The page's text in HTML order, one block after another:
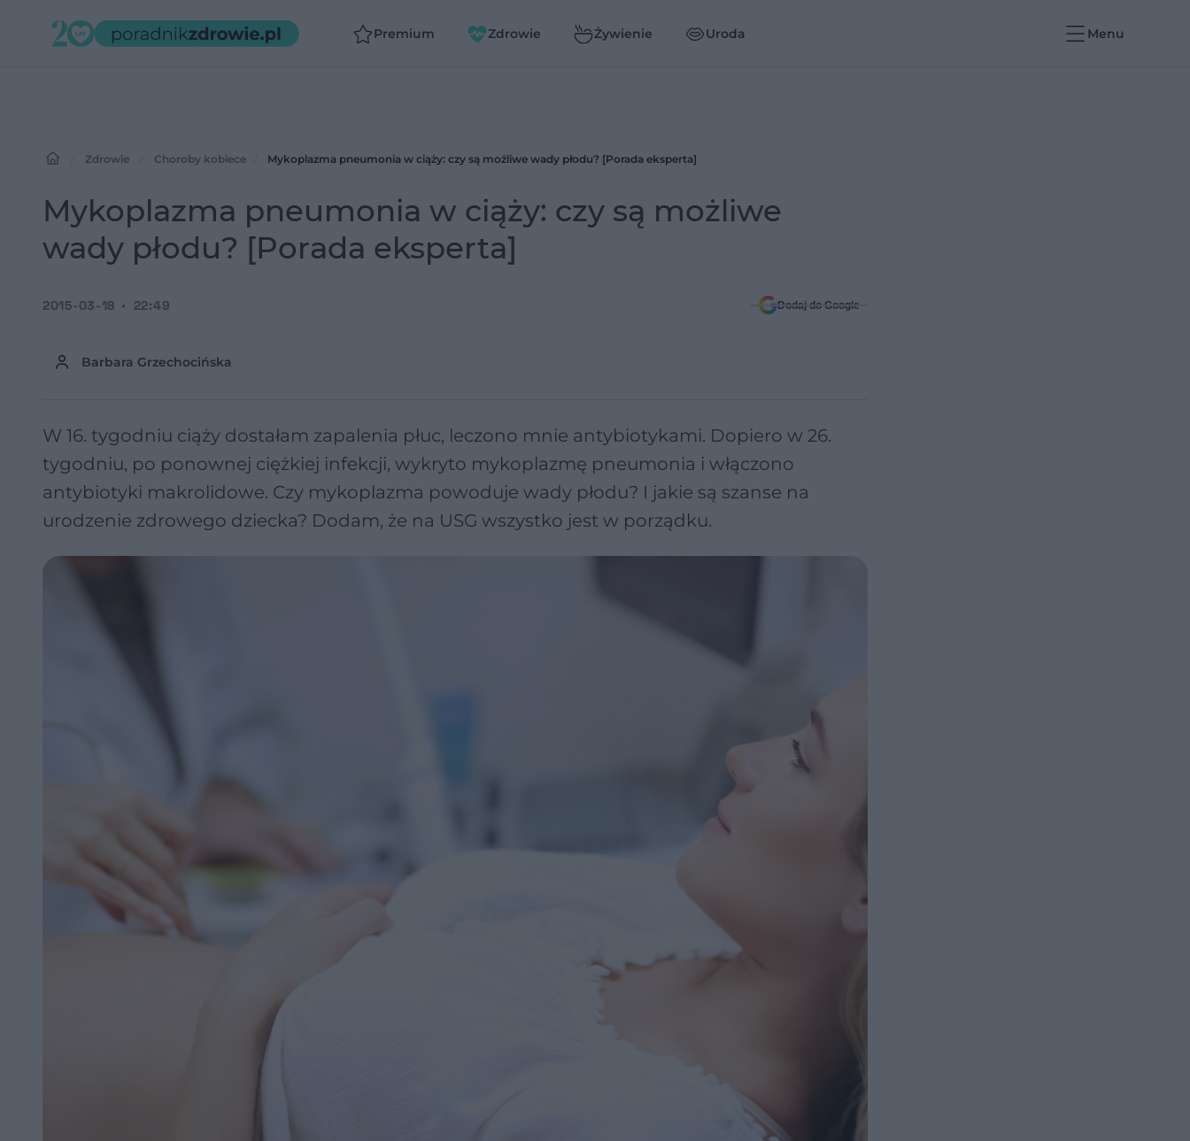
Premium Zdrowie Żywienie Uroda Menu
Zdrowie Choroby kobiece Mykoplazma pneumonia w ciąży: czy są możliwe wady płodu? [Porada eksperta]
Mykoplazma pneumonia w ciąży: czy są możliwe
wady płodu? [Porada eksperta]
Barbara Grzechocińska
2015-03-18 22:49 Dodaj do Google
W 16. tygodniu ciąży dostałam zapalenia płuc, leczono mnie antybiotykami. Dopiero w 26.
tygodniu, po ponownej ciężkiej infekcji, wykryto mykoplazmę pneumonia i włączono
antybiotyki makrolidowe. Czy mykoplazma powoduje wady płodu? I jakie są szanse na
urodzenie zdrowego dziecka? Dodam, że na USG wszystko jest w porządku.